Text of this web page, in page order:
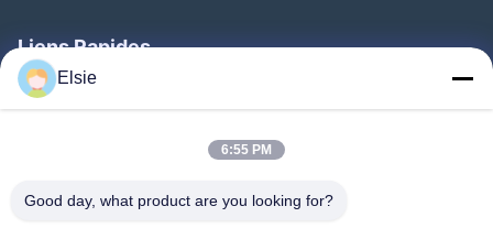
Liens Rapides
Maison
Visite D'usine
Elsie
6:55 PM
Good day, what product are you looking for?